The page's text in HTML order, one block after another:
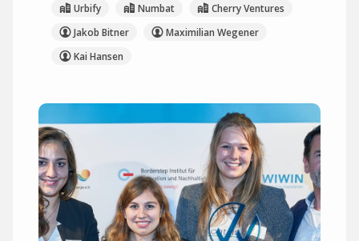
Urbify
Numbat
Cherry Ventures
Jakob Bitner
Maximilian Wegener
Kai Hansen